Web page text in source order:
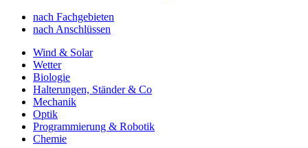
nach Fachgebieten
nach Anschlüssen
Wind & Solar
Wetter
Biologie
Halterungen, Ständer & Co
Mechanik
Optik
Programmierung & Robotik
Chemie